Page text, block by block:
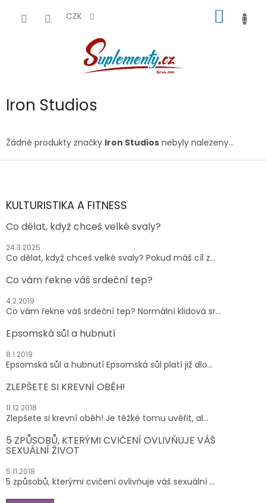
CZK
KOŠÍK
Iron Studios
Žádné produkty značky Iron Studios nebyly nalezeny...
Z
aKULTURISTIKA A FITNESS
Co dělat, když chceš velké svaly?
24.3.2025
Co dělat, když chceš velké svaly? Pokud máš cíl z...
Co vám řekne váš srdeční tep?
4.2.2019
Co vám řekne váš srdeční tep? Normální klidová sr...
Epsomská sůl a hubnutí
8.1.2019
Epsomská sůl a hubnutí Epsomská sůl platí již dlo...
ZLEPŠETE SI KREVNÍ OBĚH!
11.12.2018
Zlepšete si krevní oběh! Je těžké tomu uvěřit, al...
5 ZPŮSOBŮ, KTERÝMI CVIČENÍ OVLIVŇUJE VÁŠ
SEXUÁLNÍ ŽIVOT
5.11.2018
5 způsobů, kterými cvičení ovlivňuje váš sexuální ...